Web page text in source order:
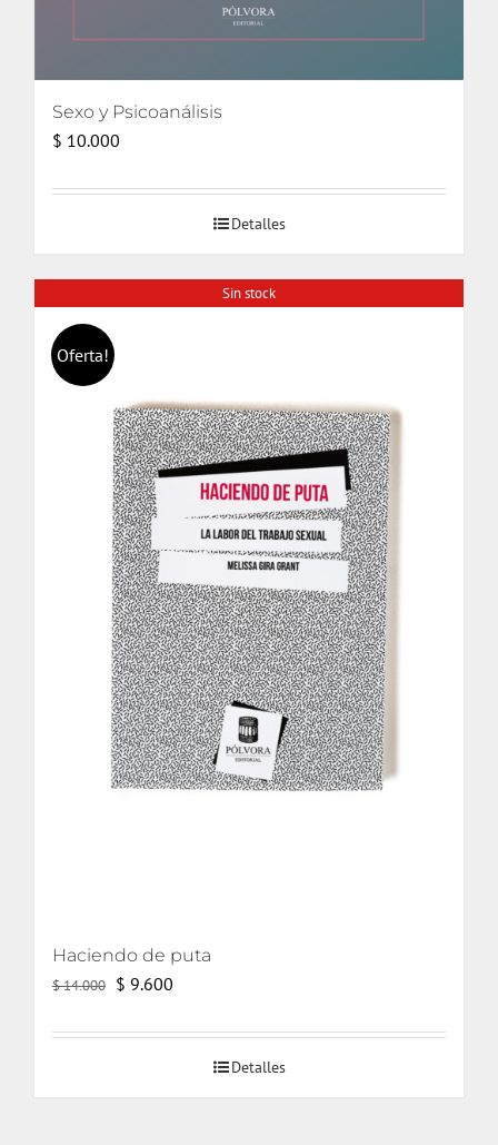
Sexo y Psicoanálisis
$ 10.000
Detalles
Sin stock
Oferta!
Haciendo de puta
$14.000 El
original
$ 9.600
actual
Detalles